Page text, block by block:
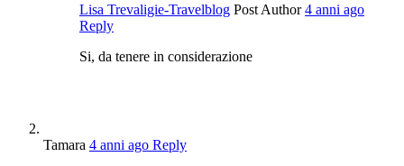
Lisa Trevaligie-Travelblog Post Author 4 anni ago
Reply
Si, da tenere in considerazione
Tamara 4 anni ago Reply